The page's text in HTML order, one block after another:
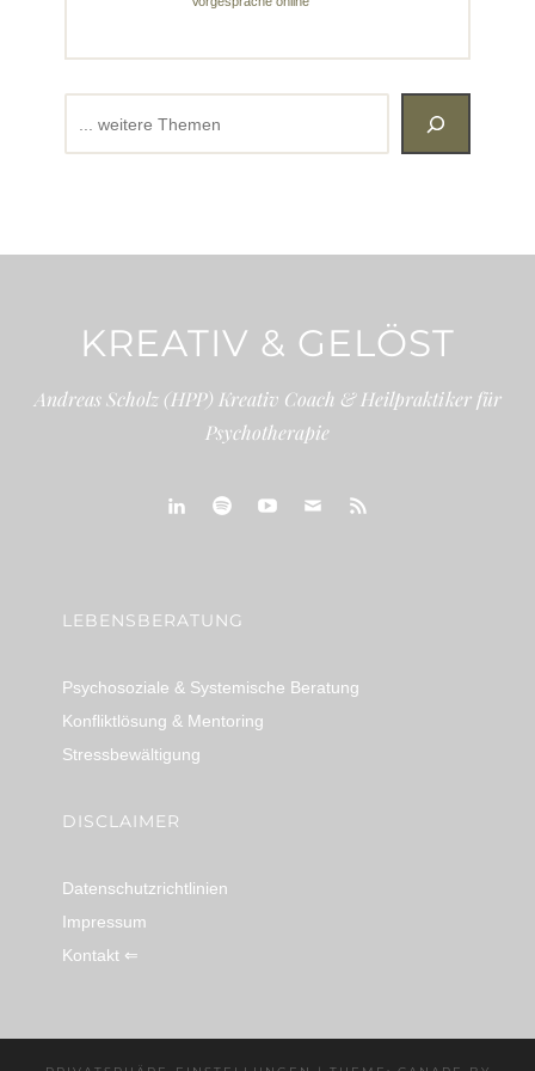
KREATIV & GELÖST
Andreas Scholz (HPP) Kreativ Coach & Heilpraktiker für
Psychotherapie
LEBENSBERATUNG
Psychosoziale & Systemische Beratung
Konfliktlösung & Mentoring
Stressbewältigung
DISCLAIMER
Datenschutzrichtlinien
Impressum
Kontakt ⇐